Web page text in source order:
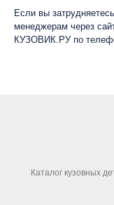
Если вы
менеджерам через
КУЗОВИК.РУ по
Каталог кузовных